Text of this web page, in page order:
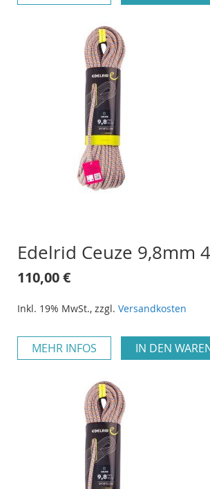
Edelrid Ceuze 9,8mm
110,00 €
Inkl. 19% MwSt., zzgl. Versandkosten
MEHR INFOS IN DEN